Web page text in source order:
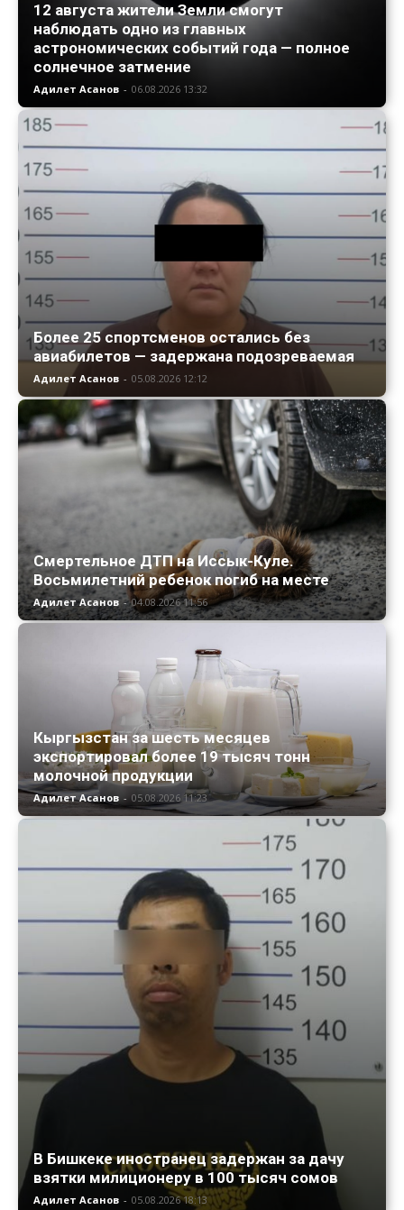
12 августа жители Земли смогут
наблюдать одно из главных
астрономических событий года — полное
солнечное затмение
Адилет Асанов - 06.08.2026 13:32
Более 25 спортсменов остались без
авиабилетов — задержана подозреваемая
Адилет Асанов - 05.08.2026 12:12
Смертельное ДТП на Иссык-Куле.
Восьмилетний ребенок погиб на месте
Адилет Асанов - 04.08.2026 11:56
Кыргызстан за шесть месяцев
экспортировал более 19 тысяч тонн
молочной продукции
Адилет Асанов - 05.08.2026 11:23
В Бишкеке иностранец задержан за дачу
взятки милиционеру в 100 тысяч сомов
Адилет Асанов - 05.08.2026 18:13